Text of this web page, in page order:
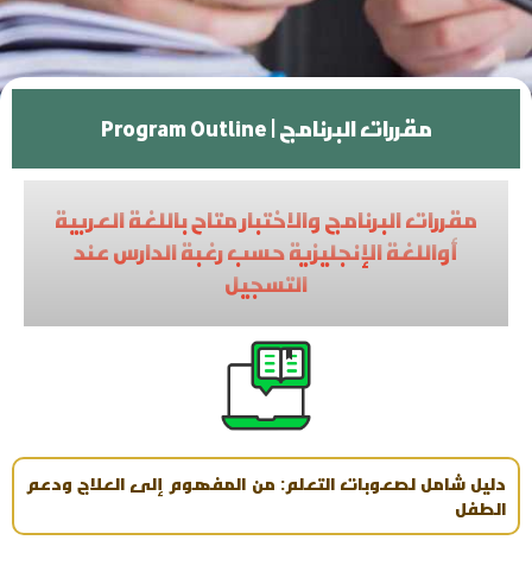
Program Outline | مقررات البرنامج
مقررات البرنامج والاختبار متاح باللغة العربية
أواللغة الإنجليزية حسب رغبة الدارس عند
التسجيل
دليل شامل لصعوبات التعلم: من المفهوم إلى العلاج ودعم
الطفل